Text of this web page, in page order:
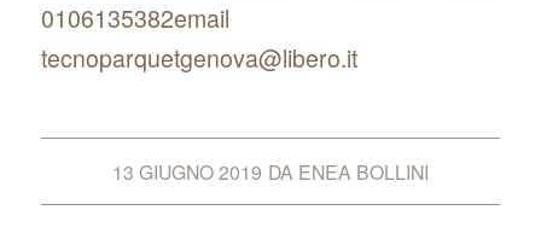
0106135382email
tecnoparquetgenova@libero.it
13 GIUGNO 2019 DA ENEA BOLLINI